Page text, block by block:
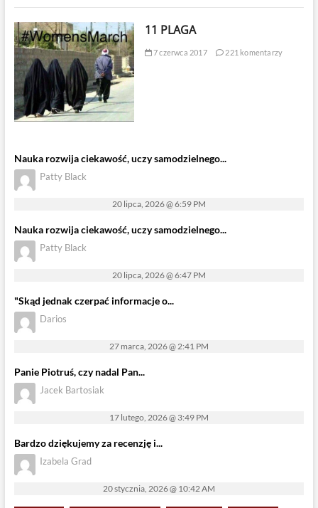
11 PLAGA
7 czerwca 2017 221 komentarzy
Nauka rozwija ciekawość, uczy samodzielnego...
Patty Black
20 lipca, 2026 @ 6:59 PM
Nauka rozwija ciekawość, uczy samodzielnego...
Patty Black
20 lipca, 2026 @ 6:47 PM
"Skąd jednak czerpać informacje o...
Darios
27 marca, 2026 @ 2:41 PM
Panie Piotruś, czy nadal Pan...
Jacek Bartosiak
17 lutego, 2026 @ 3:49 PM
Bardzo dziękujemy za recenzję i...
Izabela Grad
20 stycznia, 2026 @ 10:42 AM